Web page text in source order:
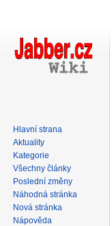
Hlavní strana
Aktuality
Kategorie
Všechny články
Poslední změny
Náhodná stránka
Nová stránka
Nápověda